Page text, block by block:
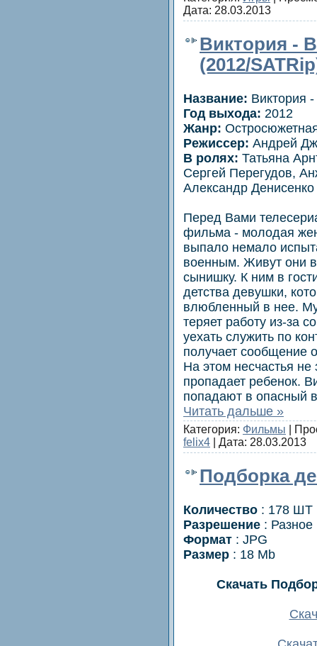
Дата: 28.03.2013
Виктория -
(2012/
Название: Виктория
Год выхода: 2012
Жанр:
Режиссер: Андрей
В ролях: Татьяна
Сергей Перегудов,
Александр
Перед Вами
фильма - молодая
выпало немало
военным. Живут они в
сынишку. К ним в
детства девушки,
влюбленный в нее.
теряет работу из-за
уехать служить по
получает сообщение
На этом несчастья не
пропадает ребенок.
попадают в опасный
Читать дальше »
Категория: Фильмы |
felix4 | Дата: 28.03.2013
Подборка
Количество : 178 ШТ
Разрешение : Разное
Формат : JPG
Размер : 18 Mb
Скачать